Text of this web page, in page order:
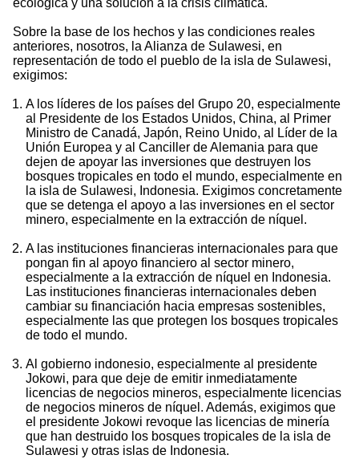
ecológica y una solución a la crisis climática.
Sobre la base de los hechos y las condiciones reales
anteriores, nosotros, la Alianza de Sulawesi, en
representación de todo el pueblo de la isla de Sulawesi,
exigimos:
A los líderes de los países del Grupo 20, especialmente
al Presidente de los Estados Unidos, China, al Primer
Ministro de Canadá, Japón, Reino Unido, al Líder de la
Unión Europea y al Canciller de Alemania para que
dejen de apoyar las inversiones que destruyen los
bosques tropicales en todo el mundo, especialmente en
la isla de Sulawesi, Indonesia. Exigimos concretamente
que se detenga el apoyo a las inversiones en el sector
minero, especialmente en la extracción de níquel.
A las instituciones financieras internacionales para que
pongan fin al apoyo financiero al sector minero,
especialmente a la extracción de níquel en Indonesia.
Las instituciones financieras internacionales deben
cambiar su financiación hacia empresas sostenibles,
especialmente las que protegen los bosques tropicales
de todo el mundo.
Al gobierno indonesio, especialmente al presidente
Jokowi, para que deje de emitir inmediatamente
licencias de negocios mineros, especialmente licencias
de negocios mineros de níquel. Además, exigimos que
el presidente Jokowi revoque las licencias de minería
que han destruido los bosques tropicales de la isla de
Sulawesi y otras islas de Indonesia.